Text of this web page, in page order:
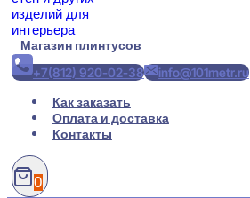
Магазин плинтусов
+7(812) 920-02-38
info@101metr.ru
Как заказать
Оплата и доставка
Контакты
0